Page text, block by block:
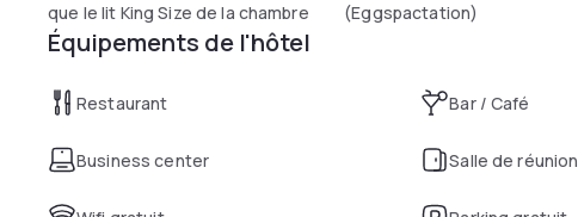
Numéro d’établissement d’hébergement: 572865
que le lit King Size de la chambre
(Eggspactation)
Équipements de l'hôtel
Restaurant Bar / Café
Business center Salle de réunion